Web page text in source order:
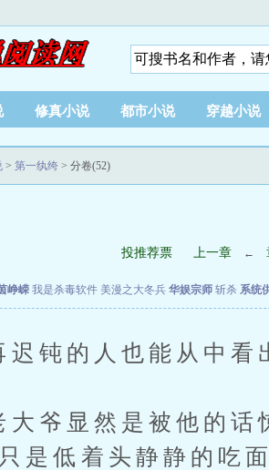
修真小说 都市小说 穿越小说
> 第一纨绔 > 分卷(52)
投推荐票 上一章 ←
峥嵘 我是杀毒软件 美漫之大冬兵 华娱宗师 斩杀 系统
钝的人也能从中看
爷显然是被他的话
是低着头静静的吃